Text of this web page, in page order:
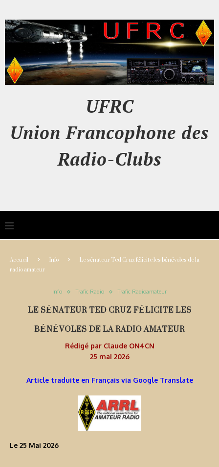
UFRC
Union Francophone des
Radio-Clubs
Accueil Info Le sénateur Ted Cruz félicite les bénévoles de la
radio amateur
Info Trafic Radio Trafic Radioamateur
LE SÉNATEUR TED CRUZ FÉLICITE LES
BÉNÉVOLES DE LA RADIO AMATEUR
Rédigé par Claude ON4CN
25 mai 2026
Article traduite en Français via Google Translate
Le 25 Mai 2026